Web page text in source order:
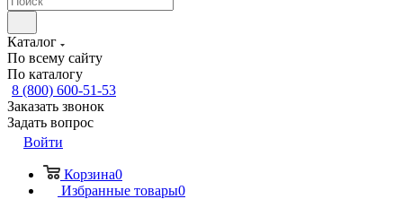
Каталог
По всему сайту
По каталогу
8 (800) 600-51-53
Заказать звонок
Задать вопрос
Войти
Корзина0
Избранные товары0